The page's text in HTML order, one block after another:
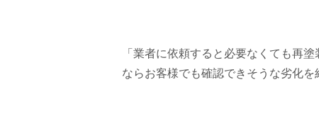
「業者に依頼すると必要なくても再
ならお客様でも確認できそうな劣化を